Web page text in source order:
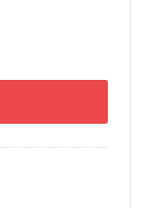
số lượng